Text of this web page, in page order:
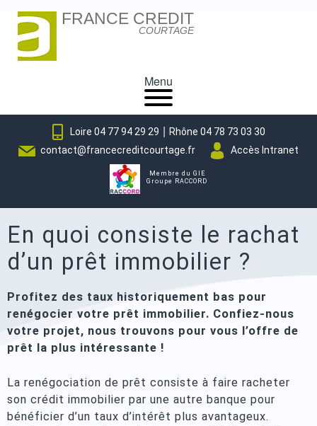
Skip
content
FRANCE CREDIT
COURTAGE
Menu
Loire 04 77 94 29 29 | Rhône 04 78 73 03 30
contact@francecreditcourtage.fr
Accès Intranet
Membre du GIE
Groupe RACCORD
En quoi consiste le rachat
d’un prêt immobilier ?
Profitez des taux historiquement bas pour
renégocier votre prêt immobilier. Confiez-nous
votre projet, nous trouvons pour vous l’offre de
prêt la plus intéressante !
La renégociation de prêt consiste à faire racheter
son crédit immobilier par une autre banque pour
bénéficier d’un taux d’intérêt plus avantageux.